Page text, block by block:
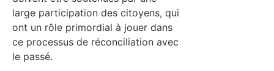
large participation des citoyens, qui
ont un rôle primordial à jouer dans
ce processus de réconciliation avec
le passé.